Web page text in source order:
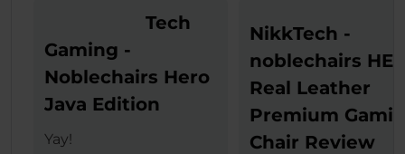
Tech
Gaming -
Noblechairs Hero
Java Edition
Yay!
NikkTech -
noblechairs
Real Leather
Premium
Chair Review